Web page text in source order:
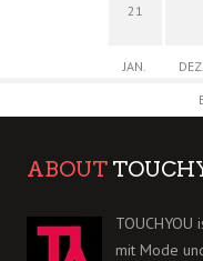
21
JAN. DEZ.
ABOUT
mit Mode